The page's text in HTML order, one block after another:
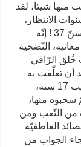
منها شيئا، لقد
الانتظار،
فتاة في العشرين تترقّب خطيبها لتتزوّجه في سنّ 37 ! إنّه
التّضحية
الرّاقي
أن تعلّقت به
أكثر.. لقد عاد الزّوج إلى السّجن.. سجنوا الخطيب 17 سنة،
سحبوه منها،
من التّعب ومن
العاطفيّة
الجواب من